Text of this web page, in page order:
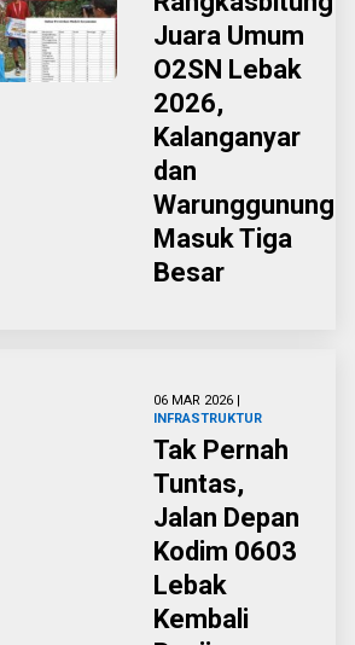
Juara Umum
O2SN Lebak
2026,
Kalanganyar
dan
Warunggunung
Masuk Tiga
Besar
06 MAR 2026 |
INFRASTRUKTUR
Tak Pernah
Tuntas,
Jalan Depan
Kodim 0603
Lebak
Kembali